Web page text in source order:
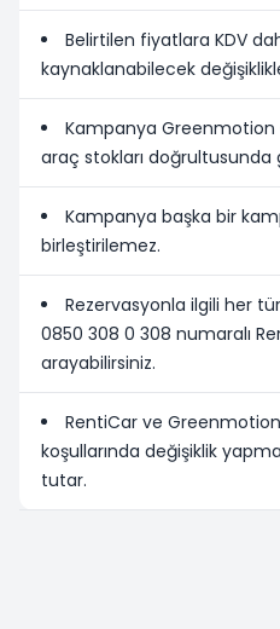
Belirtilen fiyatlara KDV
kaynaklanabilecek
Kampanya Greenmotion
araç stokları doğrultusunda
Kampanya başka bir
birleştirilemez.
Rezervasyonla ilgili her
0850 308 0 308 numaralı
arayabilirsiniz.
RentiCar ve
koşullarında değişiklik
tutar.